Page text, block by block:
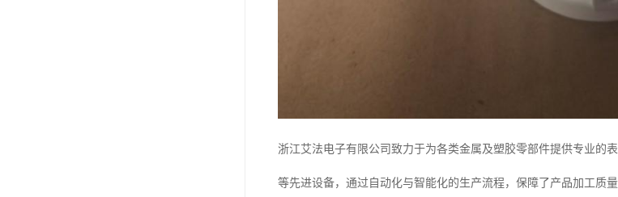
浙江艾法电子有限公司致力于为各类金属及塑胶零部件提供专业的
等先进设备，通过自动化与智能化的生产流程，保障了产品加工质